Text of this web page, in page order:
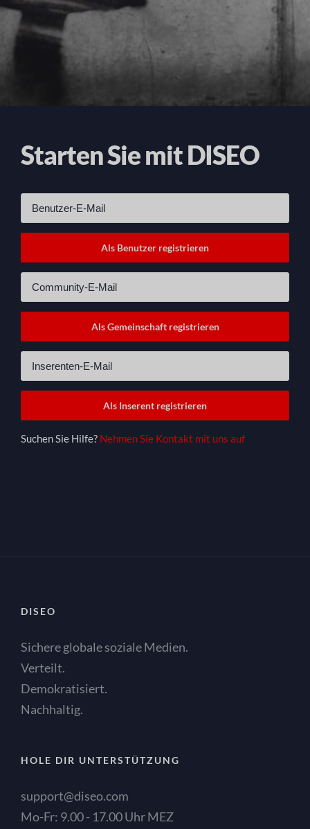
Starten Sie mit DISEO
Suchen Sie Hilfe? Nehmen Sie Kontakt mit uns auf
DISEO
Sichere globale soziale Medien.
Verteilt.
Demokratisiert.
Nachhaltig.
HOLE DIR UNTERSTÜTZUNG
support@diseo.com
Mo-Fr: 9.00 - 17.00 Uhr MEZ